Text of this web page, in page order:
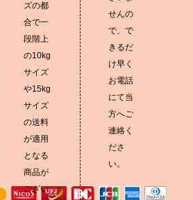
ズの都
合で一
段階上
の10kg
サイズ
や15kg
サイズ
の送料
が適用
となる
商品が
ござい
せんの
で、で
きるだ
け早く
お電話
にて当
方へご
連絡く
ださ
い。